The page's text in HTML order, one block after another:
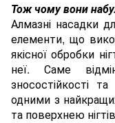
Тож чому вони
Алмазні насадки
елементи, що
якісної обробки
неї. Саме
зносостійкості
одними з
та поверхнею